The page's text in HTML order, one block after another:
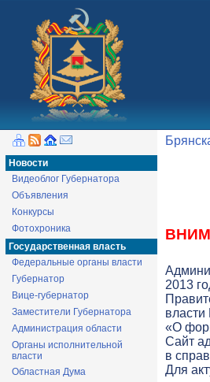
Новости
Видеоблог Губернатора
Объявления
Конкурсы
Фотохроника
Государственная власть
Федеральные органы власти
Губернатор
Вице-губернатор
Заместители Губернатора
Администрация области
Органы исполнительной
власти
Областная Дума
2013
власти
«О
Cайт
в
Для